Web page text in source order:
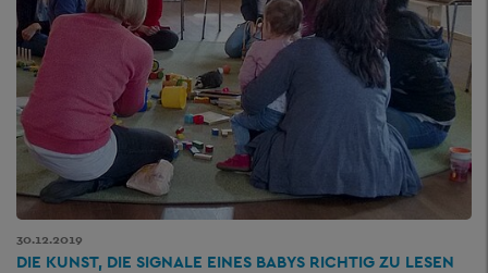
30.12.2019
DIE KUNST, DIE SIGNALE EINES BABYS RICHTIG ZU LESEN